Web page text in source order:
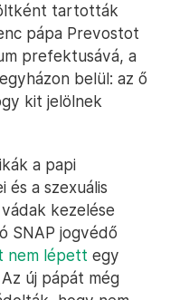
tartották
pápa Prevostot
prefektusává, a
belül: az ő
kit jelölnek
a papi
és a szexuális
kezelése
SNAP jogvédő
nem lépett egy
új pápát még